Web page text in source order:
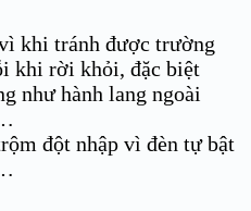
khi tránh được trường
khi rời khỏi, đặc biệt
như hành lang ngoài
đột nhập vì đèn tự bật